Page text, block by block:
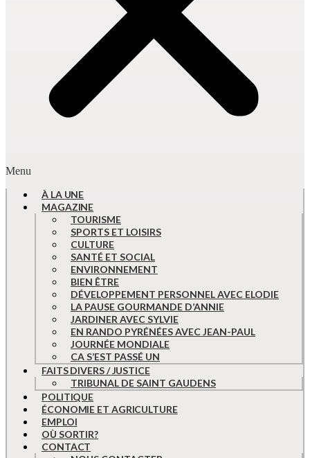
Menu
À LA UNE
MAGAZINE
TOURISME
SPORTS ET LOISIRS
CULTURE
SANTÉ ET SOCIAL
ENVIRONNEMENT
BIEN ÊTRE
DÉVELOPPEMENT PERSONNEL AVEC ELODIE
LA PAUSE GOURMANDE D’ANNIE
JARDINER AVEC SYLVIE
EN RANDO PYRÉNÉES AVEC JEAN-PAUL
JOURNÉE MONDIALE
CA S’EST PASSÉ UN
FAITS DIVERS / JUSTICE
TRIBUNAL DE SAINT GAUDENS
POLITIQUE
ÉCONOMIE ET AGRICULTURE
EMPLOI
OÙ SORTIR?
CONTACT